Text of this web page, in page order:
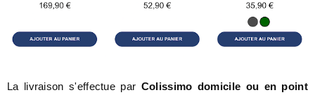
La livraison s'effectue par Colissimo domicile ou en point